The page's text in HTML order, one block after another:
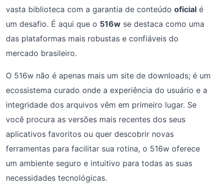
vasta biblioteca com a garantia de conteúdo oficial é
um desafio. É aqui que o 516w se destaca como uma
das plataformas mais robustas e confiáveis do
mercado brasileiro.
O 516w não é apenas mais um site de downloads; é um
ecossistema curado onde a experiência do usuário e a
integridade dos arquivos vêm em primeiro lugar. Se
você procura as versões mais recentes dos seus
aplicativos favoritos ou quer descobrir novas
ferramentas para facilitar sua rotina, o 516w oferece
um ambiente seguro e intuitivo para todas as suas
necessidades tecnológicas.